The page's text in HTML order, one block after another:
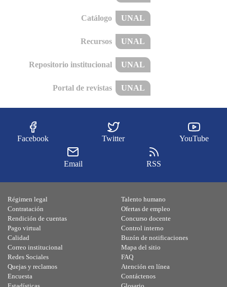
Catálogo UNAL
Recursos UNAL
Repositorio institucional UNAL
Portal de revistas UNAL
Facebook Twitter YouTube
Email RSS
Régimen legal
Contratación
Rendición de cuentas
Pago virtual
Calidad
Talento humano
Ofertas de empleo
Concurso docente
Control interno
Buzón de notificaciones
Correo institucional
Redes Sociales
Quejas y reclamos
Encuesta
Mapa del sitio
FAQ
Atención en línea
Contáctenos